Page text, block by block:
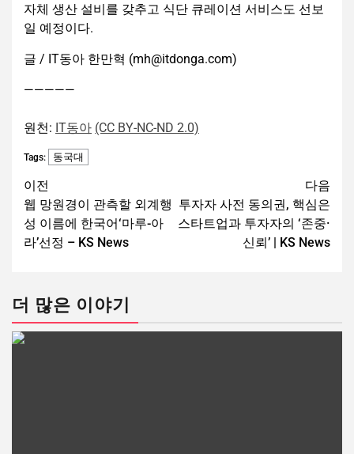
자체 생산 설비를 갖추고 식단 큐레이션 서비스도 선보
일 예정이다.
글 / IT동아 한만혁 (mh@itdonga.com)
—————
원천: IT동아 (CC BY-NC-ND 2.0)
Tags: 동국대
이전
웹 망원경이 관측할 외계행
성 이름에 한국어‘마루-아
라’선정 – KS News
다음
투자자 사전 동의권, 핵심은
스타트업과 투자자의 ‘존중·
신뢰’ | KS News
더 많은 이야기